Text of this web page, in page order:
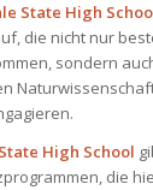
State High
die nicht nur
sondern
High School
die